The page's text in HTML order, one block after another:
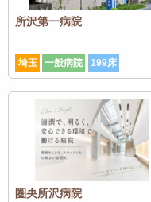
所沢第一病院
埼玉 一般病院 199床
圏央所沢病院